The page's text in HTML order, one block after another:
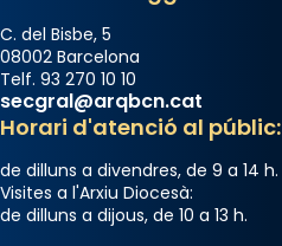
C. del Bisbe, 5
08002 Barcelona
Telf. 93 270 10 10
secgral@arqbcn.cat
Horari d'atenció al públic:
de dilluns a divendres, de 9 a 14 h.
Visites a l'Arxiu Diocesà:
de dilluns a dijous, de 10 a 13 h.